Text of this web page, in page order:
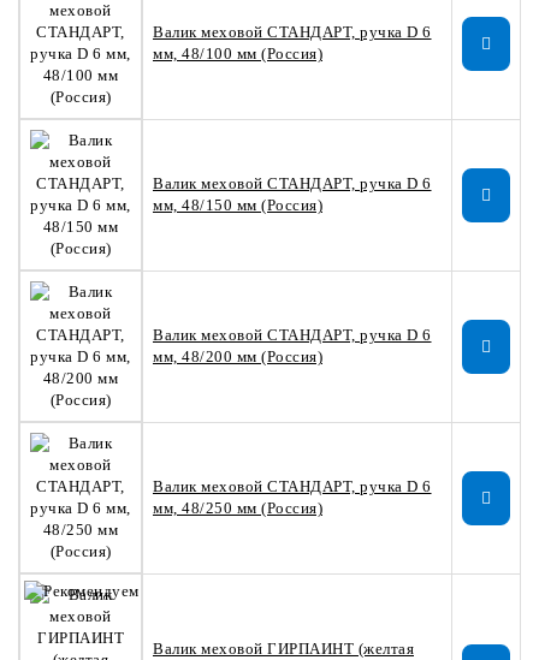
Валик меховой СТАНДАРТ, ручка D 6
мм, 48/100 мм (Россия)
Валик меховой СТАНДАРТ, ручка D 6
мм, 48/150 мм (Россия)
Валик меховой СТАНДАРТ, ручка D 6
мм, 48/200 мм (Россия)
Валик меховой СТАНДАРТ, ручка D 6
мм, 48/250 мм (Россия)
Валик меховой ГИРПАИНТ (желтая